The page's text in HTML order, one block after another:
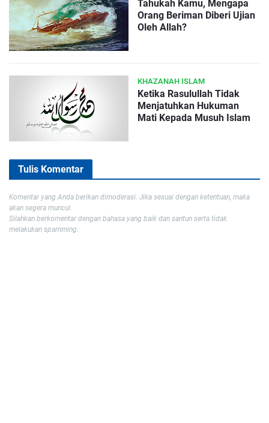
Tahukah Kamu, Mengapa
Orang Beriman Diberi Ujian
Oleh Allah?
KHAZANAH ISLAM
Ketika Rasulullah Tidak
Menjatuhkan Hukuman
Mati Kepada Musuh Islam
Tulis Komentar
Komentar yang Anda berikan dimoderasi. Jika sesuai dengan ketentuan, maka
akan segera muncul.
Silahkan berkomentar dengan bahasa yang baik dan santun serta tidak
melakukan spamming.